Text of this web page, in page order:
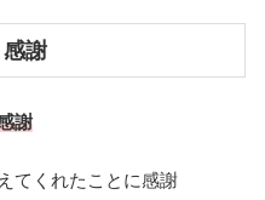
謝
謝
てくれたことに感謝